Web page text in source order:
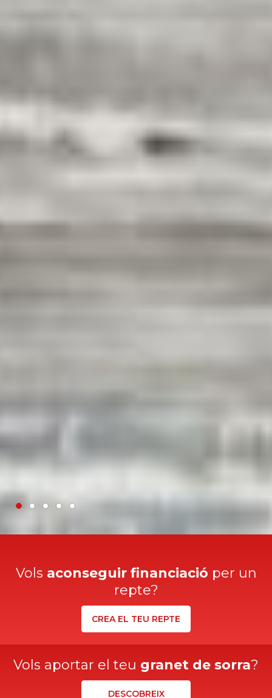
Vols aconseguir financiació per un
repte?
CREA EL TEU REPTE
Vols aportar el teu granet de sorra?
DESCOBREIX